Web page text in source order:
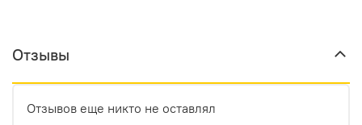
Отзывы
Отзывов еще никто не оставлял